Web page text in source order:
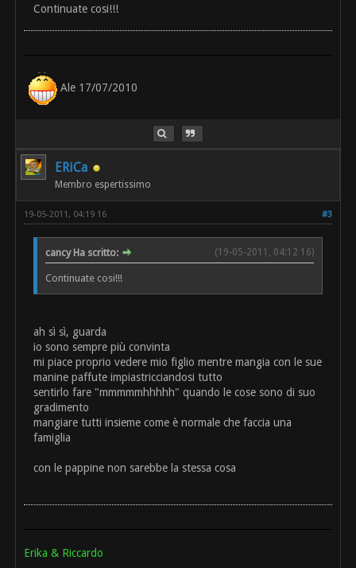
Continuate cosi!!!
Ale 17/07/2010
ERiCa
Membro espertissimo
#3
19-05-2011, 04:19 16
(19-05-2011, 04:12 16)
cancy Ha scritto:
Continuate cosi!!!
ah sì sì, guarda
io sono sempre più convinta
mi piace proprio vedere mio figlio mentre mangia con le sue
manine paffute impiastricciandosi tutto
sentirlo fare "mmmmmhhhhh" quando le cose sono di suo
gradimento
mangiare tutti insieme come è normale che faccia una
famiglia
con le pappine non sarebbe la stessa cosa
Erika & Riccardo